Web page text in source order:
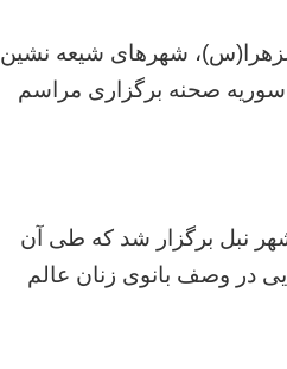
شهرهای شیعه نشین
سوریه صحنه برگزاری مراسم
نبل برگزار شد که طی آن
در وصف بانوی زنان عالم